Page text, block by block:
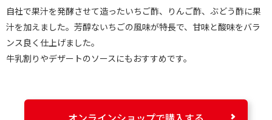
自社で果汁を発酵させて造ったいちご酢、りんご酢、ぶどう酢に果
汁を加えました。芳醇ないちごの風味が特長で、甘味と酸味をバラ
ンス良く仕上げました。
牛乳割りやデザートのソースにもおすすめです。